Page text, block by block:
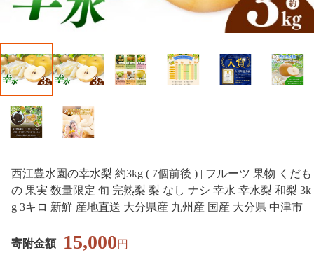
西江豊水園の幸水梨 約3kg ( 7個前後 ) | フルーツ 果物 くだも
の 果実 数量限定 旬 完熟梨 梨 なし ナシ 幸水 幸水梨 和梨 3k
g 3キロ 新鮮 産地直送 大分県産 九州産 国産 大分県 中津市
寄附金額 15,000円